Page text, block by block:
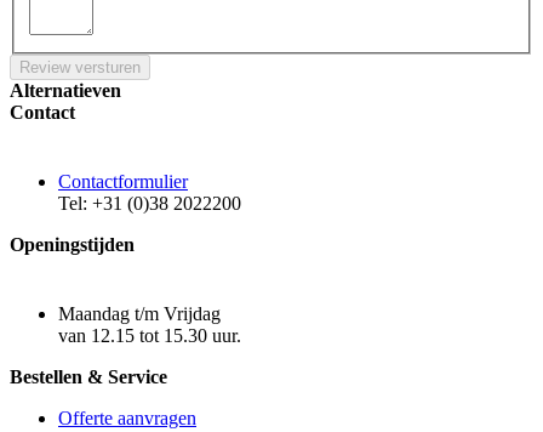
Review versturen
Alternatieven
Contact
Contactformulier
Tel: +31 (0)38 2022200
Openingstijden
Maandag t/m Vrijdag
van 12.15 tot 15.30 uur.
Bestellen & Service
Offerte aanvragen